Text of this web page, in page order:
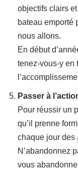
objectifs clairs
bateau emporté
nous allons.
En début
tenez-vous-y en
Passer à
Pour réussir un
qu’il prenne
chaque jour des
N’abandonnez
vous